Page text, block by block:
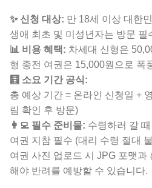
✨ 신청 대상: 만 18세 이상 대한민
생애 최초 및 미성년자는 방문 필
📊 비용 혜택: 차세대 신형은
형 종전 여권은 15,000원 으로 폭
🧮 소요 기간 공식:
총 예상 기간 = 온라인 신청일 +
림 확인 후 방문)
👩‍💻 필수 준비물: 수령하러 갈 때
여권 지참 필수 (대리 수령 절대
여권 사진 업로드 시 JPG 포맷과
해야 반려를 예방할 수 있습니다.